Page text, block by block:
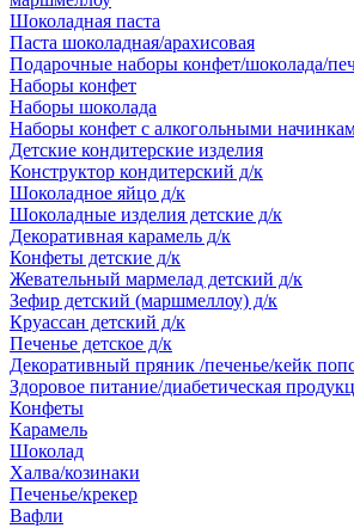
Шоколадная паста
Паста шоколадная/арахисовая
Подарочные наборы конфет/шоколада/
Наборы конфет
Наборы шоколада
Наборы конфет с алкогольными
Детские кондитерские изделия
Конструктор кондитерский д/к
Шоколадное яйцо д/к
Шоколадные изделия детские д/к
Декоративная карамель д/к
Конфеты детские д/к
Жевательный мармелад детский д/к
Зефир детский (маршмеллоу) д/к
Круассан детский д/к
Печенье детское д/к
Декоративный пряник /печенье/кейк
Здоровое питание/диабетическая
Конфеты
Карамель
Шоколад
Халва/козинаки
Печенье/крекер
Вафли